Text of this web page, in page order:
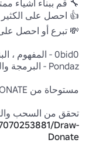
تحقق من السحب
Draw-
Donate